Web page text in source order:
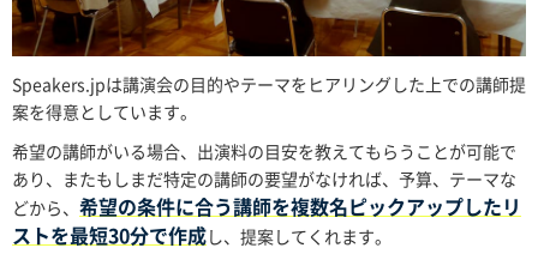
Speakers.jpは講演会の目的やテーマをヒアリングした上での講師提
案を得意としています。
希望の講師がいる場合、出演料の目安を教えてもらうことが可能で
あり、またもしまだ特定の講師の要望がなければ、予算、テーマな
どから、 希望の条件に合う講師を複数名ピックアップしたリ
ストを最短30分で作成し、提案してくれます。